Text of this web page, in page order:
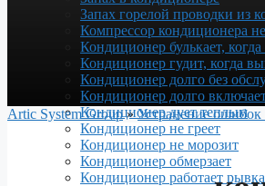
Запах горелой проводки из
Компрессор кондиционера
Кондиционер булькает,
Кондиционер гудит, когда
Кондиционер долго без
Кондиционер долго
Кондиционер дует теплым
Кондиционер не греет
Кондиционер не морозит
Кондиционер обмерзает
Кондиционер работает
Artic System Group»Устранение